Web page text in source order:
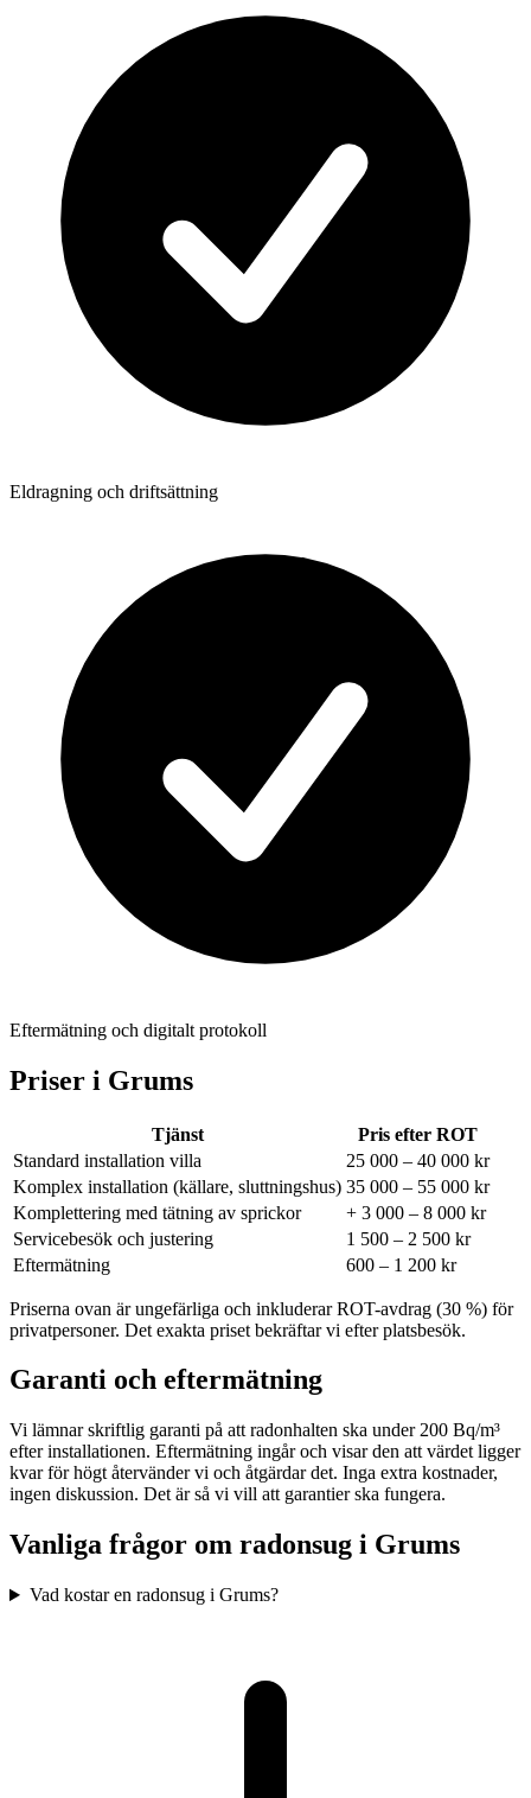
Eldragning och driftsättning
Eftermätning och digitalt protokoll
Priser i Grums
Tjänst
Pris efter ROT
Standard installation villa
25 000 – 40 000 kr
Komplex installation (källare, sluttningshus) 35 000 – 55 000 kr
Komplettering med tätning av sprickor
+ 3 000 – 8 000 kr
Servicebesök och justering
1 500 – 2 500 kr
Eftermätning
600 – 1 200 kr
Priserna ovan är ungefärliga och inkluderar ROT-avdrag (30 %) för
privatpersoner. Det exakta priset bekräftar vi efter platsbesök.
Garanti och eftermätning
Vi lämnar skriftlig garanti på att radonhalten ska under 200 Bq/m³
efter installationen. Eftermätning ingår och visar den att värdet ligger
kvar för högt återvänder vi och åtgärdar det. Inga extra kostnader,
ingen diskussion. Det är så vi vill att garantier ska fungera.
Vanliga frågor om radonsug i Grums
Vad kostar en radonsug i Grums?